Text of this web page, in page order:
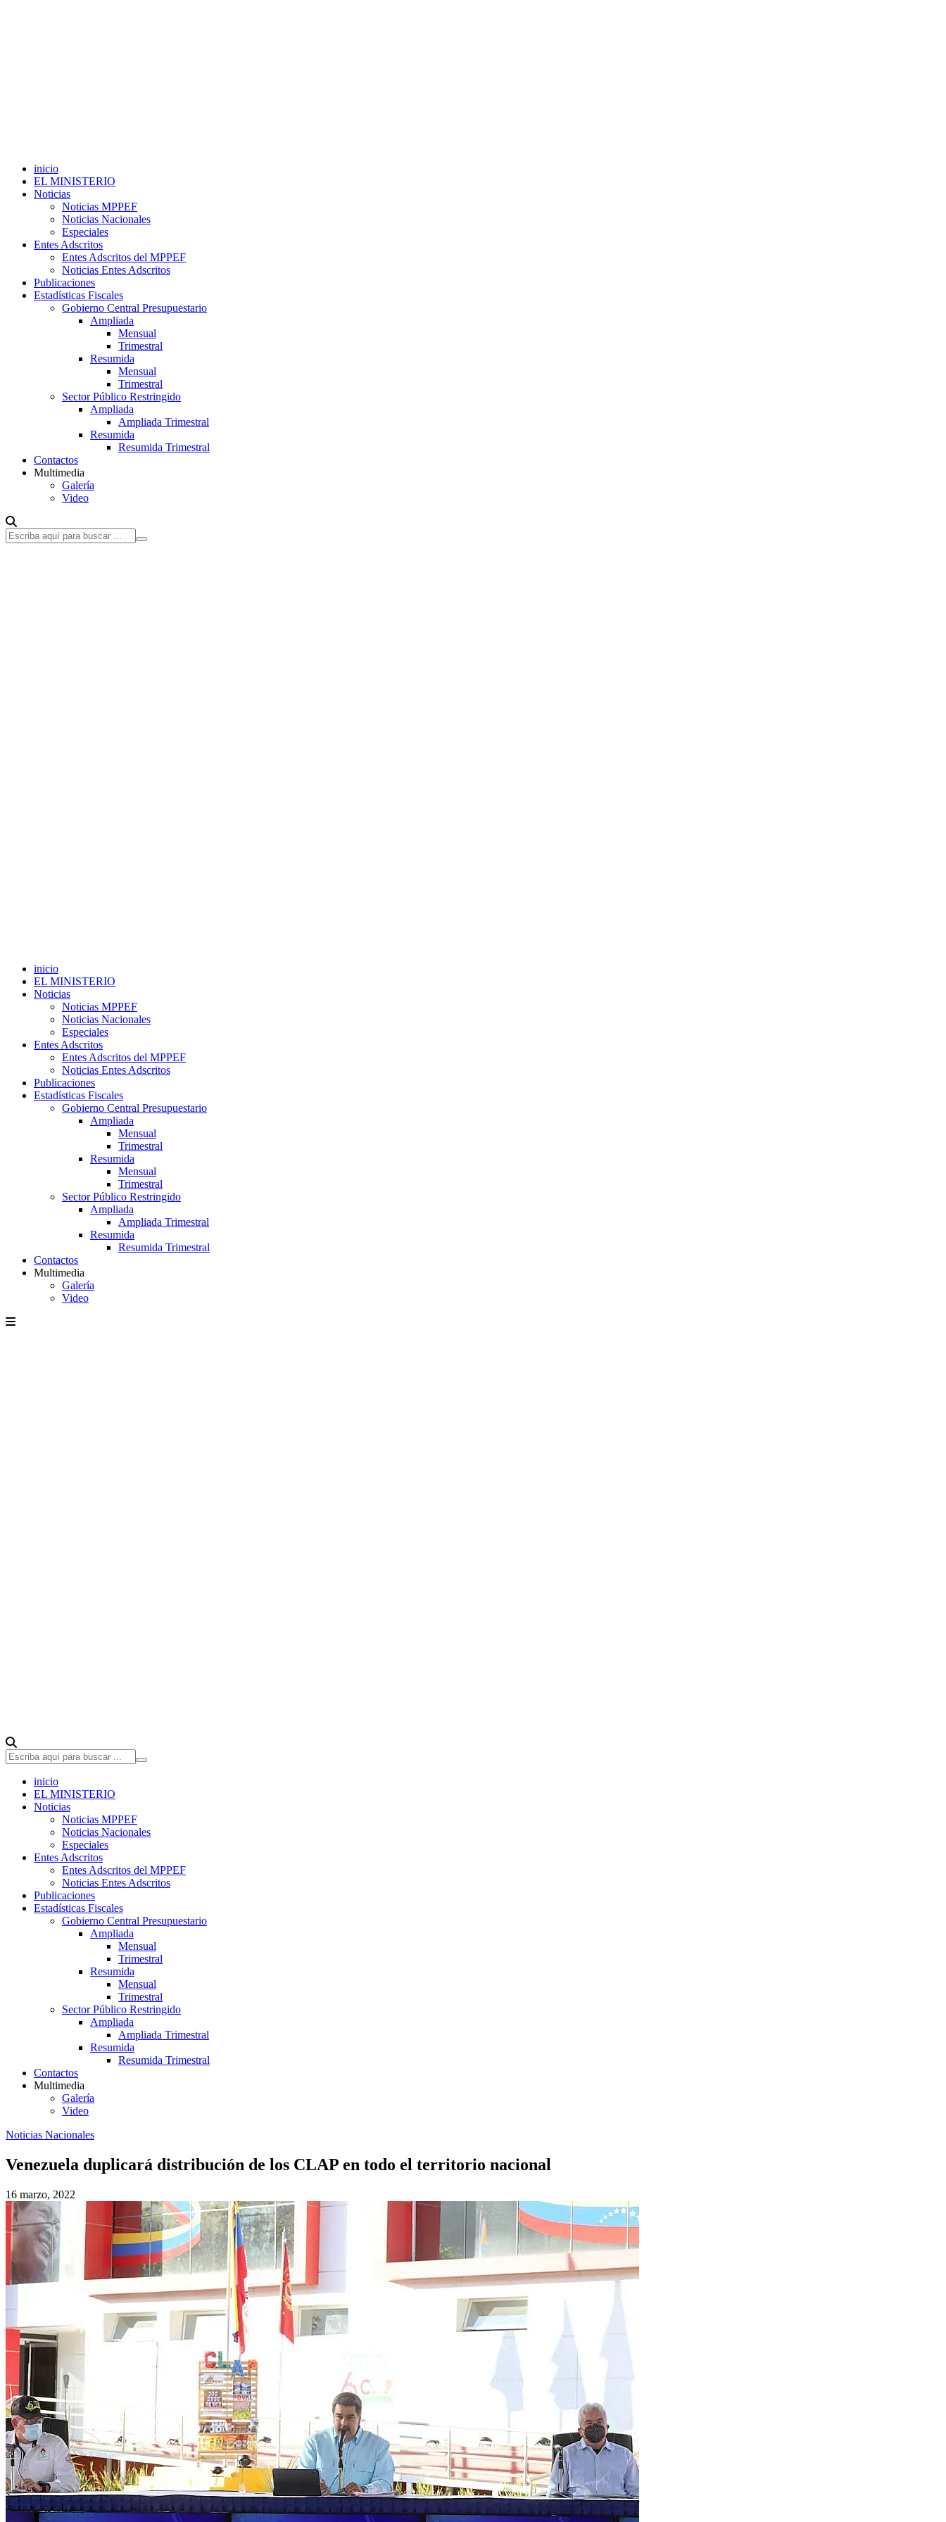
inicio
EL MINISTERIO
Noticias
Noticias MPPEF
Noticias Nacionales
Especiales
Entes Adscritos
Entes Adscritos del MPPEF
Noticias Entes Adscritos
Publicaciones
Estadísticas Fiscales
Gobierno Central Presupuestario
Ampliada
Mensual
Trimestral
Resumida
Mensual
Trimestral
Sector Público Restringido
Ampliada
Ampliada Trimestral
Resumida
Resumida Trimestral
Contactos
Multimedia
Galería
Video
inicio
EL MINISTERIO
Noticias
Noticias MPPEF
Noticias Nacionales
Especiales
Entes Adscritos
Entes Adscritos del MPPEF
Noticias Entes Adscritos
Publicaciones
Estadísticas Fiscales
Gobierno Central Presupuestario
Ampliada
Mensual
Trimestral
Resumida
Mensual
Trimestral
Sector Público Restringido
Ampliada
Ampliada Trimestral
Resumida
Resumida Trimestral
Contactos
Multimedia
Galería
Video
inicio
EL MINISTERIO
Noticias
Noticias MPPEF
Noticias Nacionales
Especiales
Entes Adscritos
Entes Adscritos del MPPEF
Noticias Entes Adscritos
Publicaciones
Estadísticas Fiscales
Gobierno Central Presupuestario
Ampliada
Mensual
Trimestral
Resumida
Mensual
Trimestral
Sector Público Restringido
Ampliada
Ampliada Trimestral
Resumida
Resumida Trimestral
Contactos
Multimedia
Galería
Video
Noticias Nacionales
Venezuela duplicará distribución de los CLAP en todo el territorio nacional
16 marzo, 2022